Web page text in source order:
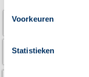
Voorkeuren
Statistieken